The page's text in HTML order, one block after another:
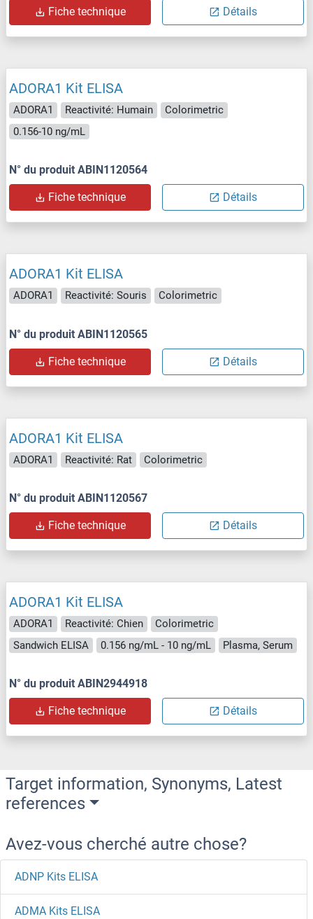
Fiche technique Détails
ADORA1 Kit ELISA
ADORA1 Reactivité: Humain
Colorimetric
0.156-10 ng/mL
N° du produit ABIN1120564
Fiche technique Détails
ADORA1 Kit ELISA
ADORA1 Reactivité: Souris Colorimetric
N° du produit ABIN1120565
Fiche technique Détails
ADORA1 Kit ELISA
ADORA1 Reactivité: Rat Colorimetric
N° du produit ABIN1120567
Fiche technique Détails
ADORA1 Kit ELISA
ADORA1 Reactivité: Chien
Colorimetric
Sandwich ELISA
0.156 ng/mL - 10 ng/mL Plasma, Serum
N° du produit ABIN2944918
Fiche technique Détails
Target information, Synonyms, Latest
references
Avez-vous cherché autre chose?
ADNP Kits ELISA
ADMA Kits ELISA